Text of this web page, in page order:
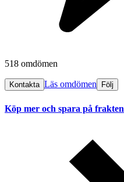
518 omdömen
Kontakta Läs omdömen Följ
Köp mer och spara på frakten